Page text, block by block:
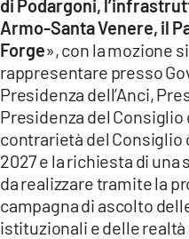
di Podargoni,
Armo-Santa Venere, il
Forge», con la mozione
rappresentare presso
Presidenza dell’Anci,
Presidenza del Consiglio
contrarietà del Consiglio
2027 e la richiesta di
da realizzare tramite la
campagna di ascolto
istituzionali e delle realtà